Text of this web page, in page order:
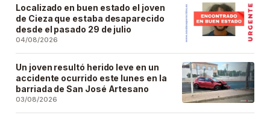
Localizado en buen estado el joven
de Cieza que estaba desaparecido
desde el pasado 29 de julio
04/08/2026
Un joven resultó herido leve en un
accidente ocurrido este lunes en la
barriada de San José Artesano
03/08/2026